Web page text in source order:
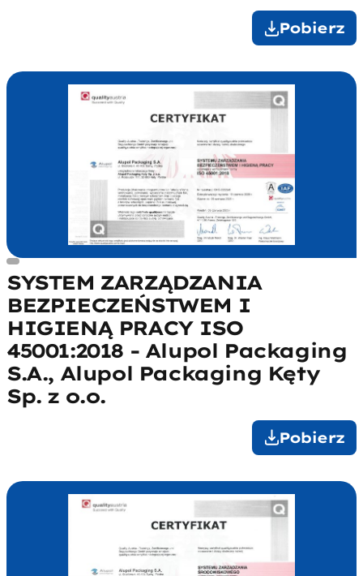
Pobierz
SYSTEM ZARZĄDZANIA
BEZPIECZEŃSTWEM I
HIGIENĄ PRACY ISO
45001:2018 - Alupol Packaging
S.A., Alupol Packaging Kęty
Sp. z o.o.
Pobierz